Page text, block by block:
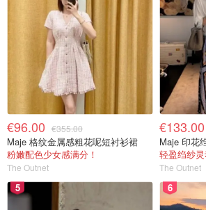
€96.00 €355.00
Maje 格纹金属感粗花呢短衬衫裙
粉嫩配色少女感满分！
The Outnet
€133.00
Maje 印花
轻盈绉纱
The Outnet
5 6